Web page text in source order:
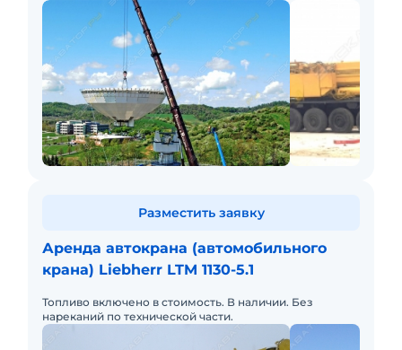
Аренда автокрана (автомобильного
крана) Liebherr LTM 1130-5.1
Топливо включено в стоимость. В наличии. Без
нареканий по технической части.
Разместить заявку